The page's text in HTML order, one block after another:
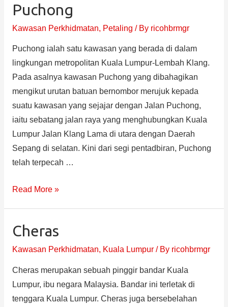
Puchong
Kawasan Perkhidmatan, Petaling / By ricohbrmgr
Puchong ialah satu kawasan yang berada di dalam
lingkungan metropolitan Kuala Lumpur-Lembah Klang.
Pada asalnya kawasan Puchong yang dibahagikan
mengikut urutan batuan bernombor merujuk kepada
suatu kawasan yang sejajar dengan Jalan Puchong,
iaitu sebatang jalan raya yang menghubungkan Kuala
Lumpur Jalan Klang Lama di utara dengan Daerah
Sepang di selatan. Kini dari segi pentadbiran, Puchong
telah terpecah …
Read More »
Cheras
Kawasan Perkhidmatan, Kuala Lumpur/ By ricohbrmgr
Cheras merupakan sebuah pinggir bandar Kuala
Lumpur, ibu negara Malaysia. Bandar ini terletak di
tenggara Kuala Lumpur. Cheras juga bersebelahan